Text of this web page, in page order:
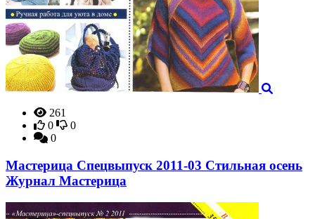
261
0
0
0
Мастерица Спецвыпуск 2011-03 Стильная осень
Журнал Мастерица